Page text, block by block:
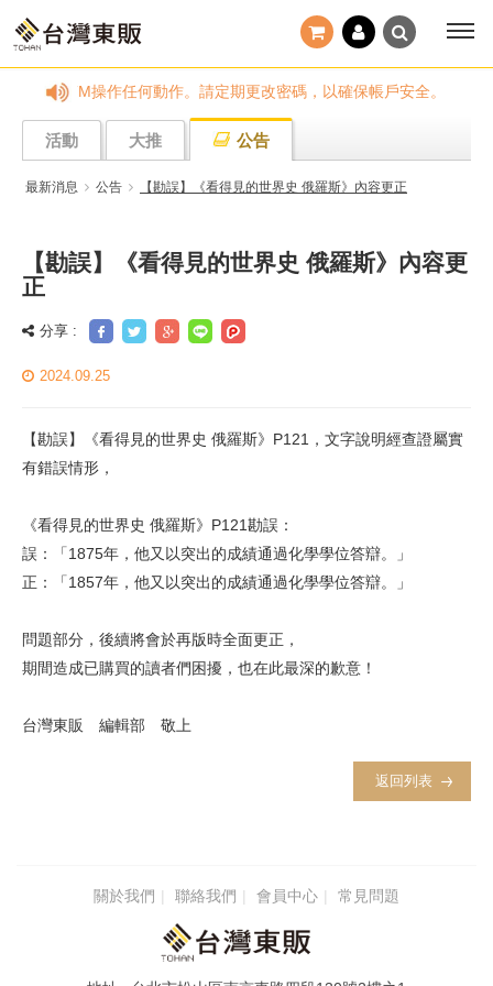
前往ATM操作任何動作。請定期更改密碼，以確保帳戶安全。
活動 大推 公告
最新消息 公告 【勘誤】《看得見的世界史 俄羅斯》內容更正
【勘誤】《看得見的世界史 俄羅斯》內容更
正
分享 :
2024.09.25
【勘誤】《看得見的世界史 俄羅斯》P121，文字說明經查證屬實
有錯誤情形，
《看得見的世界史 俄羅斯》P121勘誤：
誤：「1875年，他又以突出的成績通過化學學位答辯。」
正：「1857年，他又以突出的成績通過化學學位答辯。」
問題部分，後續將會於再版時全面更正，
期間造成已購買的讀者們困擾，也在此最深的歉意！
台灣東販 編輯部 敬上
返回列表
關於我們 聯絡我們 會員中心 常見問題